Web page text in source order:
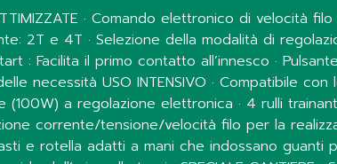
· Comando elettronico di velocità
2T e 4T · Selezione della modalità di
: Facilita il primo contatto all’innesco ·
necessità USO INTENSIVO · Compatibile
(100W) a regolazione elettronica · 4 rulli
corrente/tensione/velocità filo per la
e rotella adatti a mani che indossano guanti